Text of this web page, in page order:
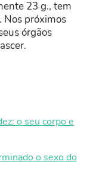
23 g., tem
Nos próximos
órgãos
o seu corpo e
o sexo do